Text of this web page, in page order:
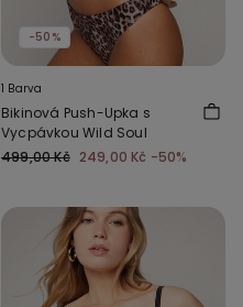
-50%
1 Barva
Bikinová Push-Upka s
Vycpávkou Wild Soul
499,00 Kč 249,00 Kč -50%